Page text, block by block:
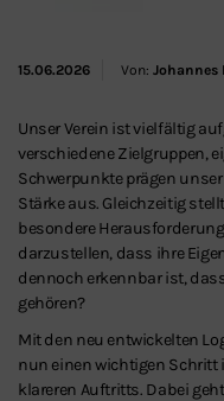
15.06.2026 Von: Johannes
Unser Verein ist vielfältig
verschiedene Zielgruppen,
Schwerpunkte prägen
Stärke aus. Gleichzeitig
besondere
darzustellen, dass ihre
dennoch erkennbar ist,
gehören?
Mit den neu entwickelten
nun einen wichtigen
klareren Auftritts. Dabei